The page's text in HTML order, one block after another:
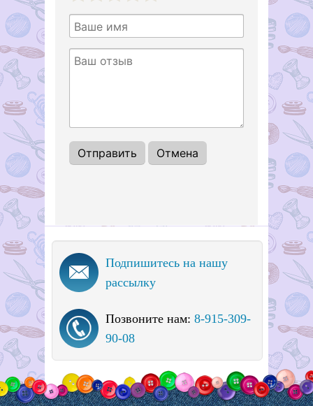
Подпишитесь на нашу
рассылку
Позвоните нам: 8-915-309-
90-08